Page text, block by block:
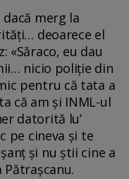
merg la
deoarece el
«Săraco, eu dau
nicio poliție din
pentru că tata a
că am și INML-ul
datorită lu’
pe cineva și te
și nu știi cine a